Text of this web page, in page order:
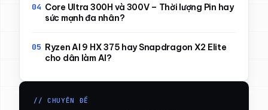
Core Ultra 300H và 300V – Thời lượng Pin hay
sức mạnh đa nhân?
Ryzen AI 9 HX 375 hay Snapdragon X2 Elite
cho dân làm AI?
// CHUYÊN ĐỀ